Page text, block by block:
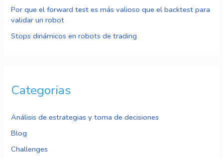
Por que el forward test es más valioso que el backtest para
validar un robot
Stops dinámicos en robots de trading
Categorias
Análisis de estrategias y toma de decisiones
Blog
Challenges